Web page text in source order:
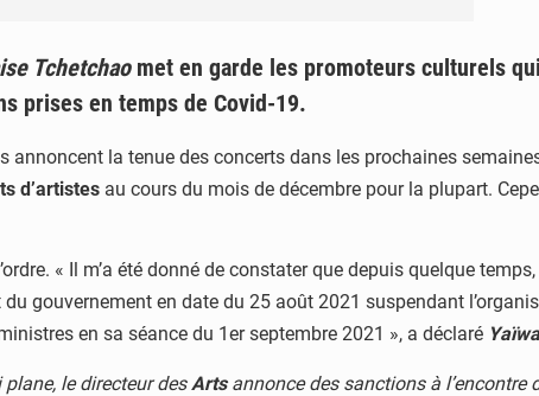
Tchetchaomet en garde les promoteurs culturels
prises en temps de Covid-19.
la tenue des concerts dans les prochaines
d’artistes au cours du mois de décembre pour la plupart.
« Il m’a été donné de constater que depuis quelque
gouvernement en date du 25 août 2021 suspendant
en sa séance du 1er septembre 2021 », a déclaré
le directeur des Artsannonce des sanctions à